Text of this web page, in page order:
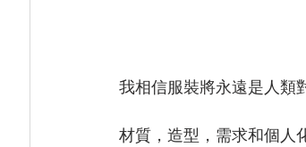
我相信服裝將永遠是人類
材質，造型，需求和個人